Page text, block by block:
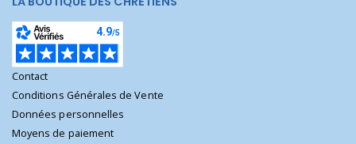
Contact
Conditions Générales de Vente
Données personnelles
Moyens de paiement